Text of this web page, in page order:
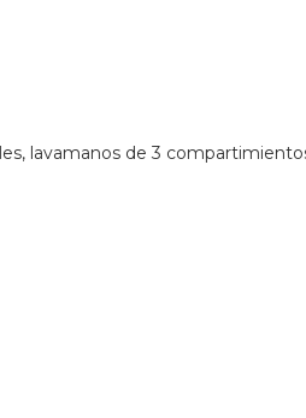
lavamanos de 3